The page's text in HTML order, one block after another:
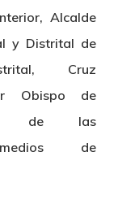
Alcalde
y Distrital de
Cruz
Obispo de
de las
de